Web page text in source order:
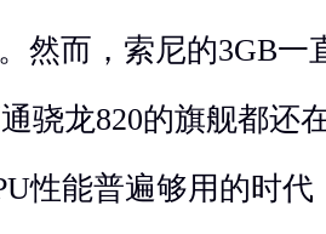
然而，索尼的3GB
骁龙820的旗舰都还
性能普遍够用的时